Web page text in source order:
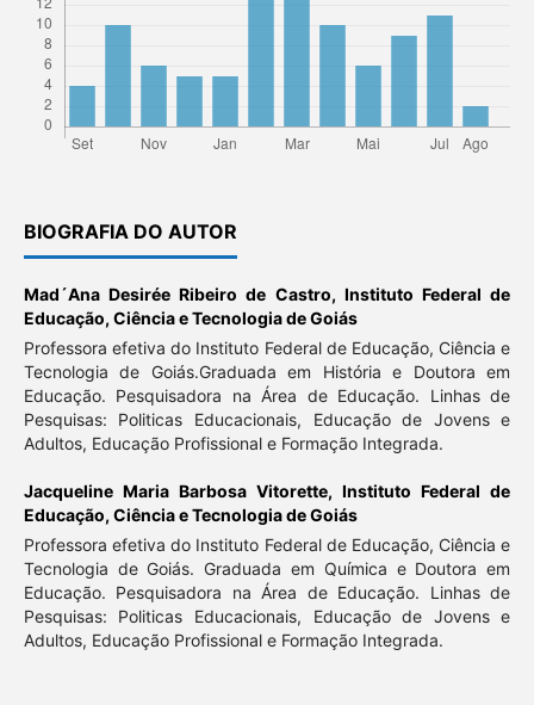
BIOGRAFIA DO AUTOR
Mad´Ana Desirée Ribeiro de Castro, Instituto Federal de
Educação, Ciência e Tecnologia de Goiás
Professora efetiva do Instituto Federal de Educação, Ciência e
Tecnologia de Goiás.Graduada em História e Doutora em
Educação. Pesquisadora na Área de Educação. Linhas de
Pesquisas: Politicas Educacionais, Educação de Jovens e
Adultos, Educação Profissional e Formação Integrada.
Jacqueline Maria Barbosa Vitorette,Instituto Federal de
Educação, Ciência e Tecnologia de Goiás
Professora efetiva do Instituto Federal de Educação, Ciência e
Tecnologia de Goiás. Graduada em Química e Doutora em
Educação. Pesquisadora na Área de Educação. Linhas de
Pesquisas: Politicas Educacionais, Educação de Jovens e
Adultos, Educação Profissional e Formação Integrada.